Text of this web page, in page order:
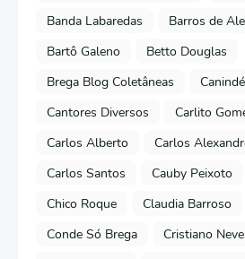
Banda Labaredas
Barros de
Bartô Galeno
Betto Douglas
Brega Blog Coletâneas
Canindé
Cantores Diversos
Carlito
Carlos Alberto
Carlos
Carlos Santos
Cauby Peixoto
Chico Roque
Claudia Barroso
Conde Só Brega
Cristiano